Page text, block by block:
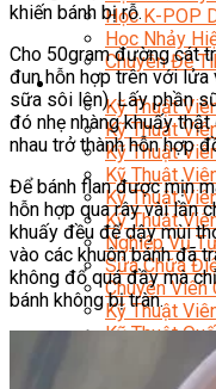
Học K-POP
Học Nhảy
Chuyên Đề
Kỹ Thuật – Công
Kỹ Thuật
Kỹ Thuật
Kỹ Thuật
Kỹ Thuật
Kỹ Thuật
Kỹ Thuật
Nghiệp Vụ
Sửa Chữa
Chuyên Viên
Kỹ Thuật
Kỹ Thuật
Thiết Kế
khiến bánh bị rỗ.
Cho 50gram đường cát
đun hỗn hợp trên với
sữa sôi lên). Lấy phần
đó nhẹ nhàng khuấy
nhau trở thành hỗn hợp
Để bánh flan được mịn
hỗn hợp qua rây vài lần
khuấy đều để dậy mùi
vào các khuôn bánh đã
không đổ quá đầy mà
bánh không bị tràn.